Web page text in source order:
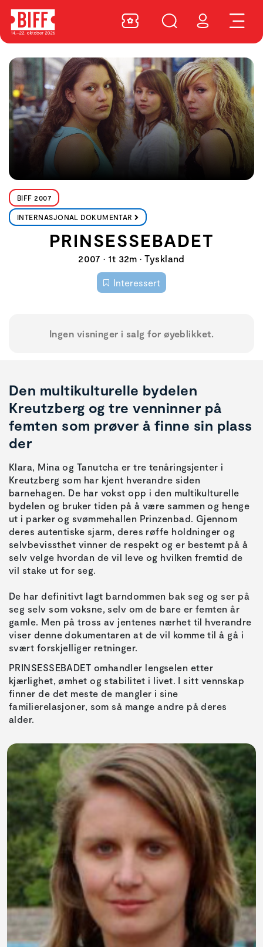
BIFF 2007
INTERNASJONAL DOKUMENTAR
PRINSESSEBADET
2007 • 1t 32m • Tyskland
Interessert
Ingen visninger i salg for øyeblikket.
Den multikulturelle bydelen
Kreutzberg og tre venninner på
femten som prøver å finne sin plass
der
Klara, Mina og Tanutcha er tre tenåringsjenter i
Kreutzberg som har kjent hverandre siden
barnehagen. De har vokst opp i den multikulturelle
bydelen og bruker tiden på å være sammen og henge
ut i parker og svømmehallen Prinzenbad. Gjennom
deres autentiske sjarm, deres røffe holdninger og
selvbevissthet vinner de respekt og er bestemt på å
selv velge hvordan de vil leve og hvilken fremtid de
vil stake ut for seg.
De har definitivt lagt barndommen bak seg og ser på
seg selv som voksne, selv om de bare er femten år
gamle. Men på tross av jentenes nærhet til hverandre
viser denne dokumentaren at de vil komme til å gå i
svært forskjelliger retninger.
PRINSESSEBADET omhandler lengselen etter
kjærlighet, ømhet og stabilitet i livet. I sitt vennskap
finner de det meste de mangler i sine
familierelasjoner, som så mange andre på deres
alder.